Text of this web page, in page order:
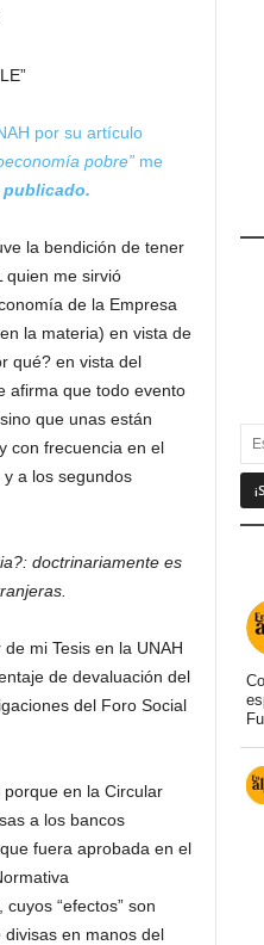
por su artículo
pobre” me
publicado.
la bendición de tener
quien me sirvió
de la Empresa
la materia) en vista de
qué? en vista del
afirma que todo evento
que unas están
con frecuencia en el
a los segundos
doctrinariamente es
mi Tesis en la UNAH
de devaluación del
del Foro Social
en la Circular
a los bancos
fuera aprobada en el
“efectos” son
en manos del